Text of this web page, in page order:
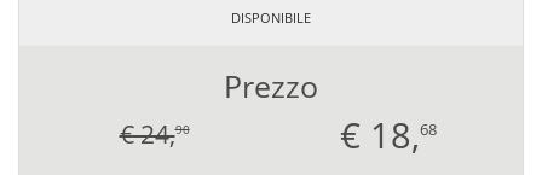
DISPONIBILE
Prezzo
€ 24,90 € 18,68